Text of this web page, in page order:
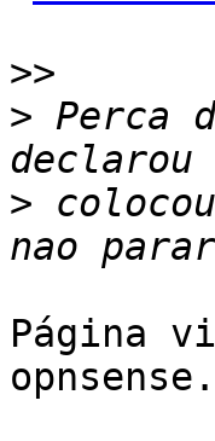
>>
> Perca
>
Página
opnsense.